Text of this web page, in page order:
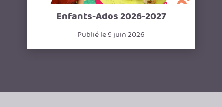
Enfants-Ados 2026-2027
Publié le 9 juin 2026